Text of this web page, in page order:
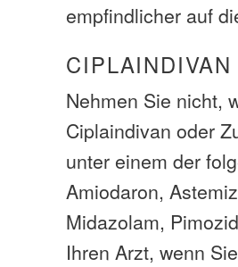
empfindlicher auf
Nehmen Sie nicht,
Ciplaindivan oder
unter einem der
Amiodaron,
Midazolam,
Ihren Arzt, wenn